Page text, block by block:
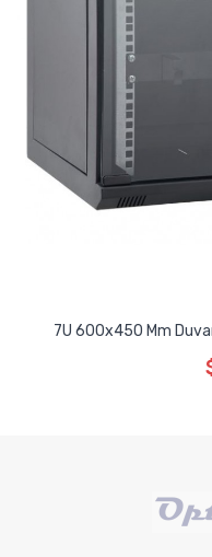
7U 600x450 Mm